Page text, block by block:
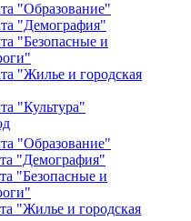
"Образование"
"Демография"
"Безопасные и
"Жилье и городская
"Культура"
"Образование"
"Демография"
"Безопасные и
"Жилье и городская